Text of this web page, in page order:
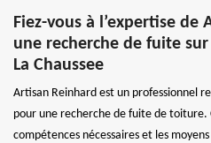
Fiez-vous à l’expertise
une recherche de fuite
La Chaussee
Artisan Reinhard est un professionnel
pour une recherche de fuite de toiture.
compétences nécessaires et les